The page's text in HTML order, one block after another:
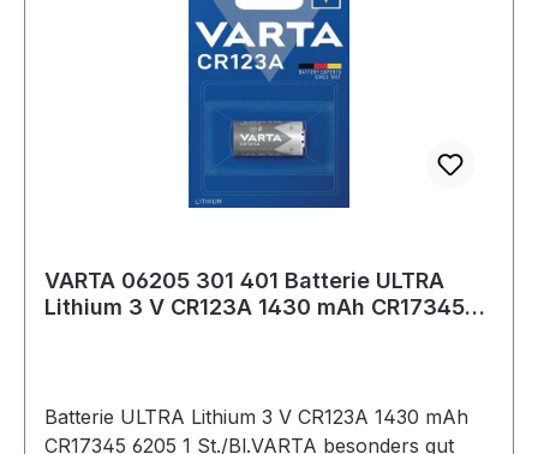
VARTA 06205 301 401 Batterie ULTRA
Lithium 3 V CR123A 1430 mAh CR17345
Batterie ULTRA Lithium 3 V CR123A 1430 mAh
CR17345 6205 1 St./Bl.VARTA besonders gut